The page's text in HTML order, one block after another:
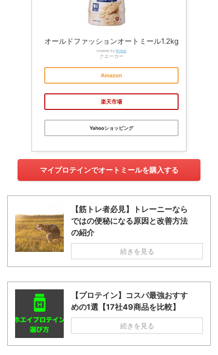
オールドファッションオートミール1.2kg
created by Rinker
クエーカー
Amazon
楽天市場
Yahooショッピング
マイプロテインでオートミールを購入する
【筋トレ者必見】トレーニーなら
ではの便秘になる原因と改善方法
の紹介
続きを見る
【プロテイン】コスパ最強おすす
めの1選【17社49商品を比較】
続きを見る